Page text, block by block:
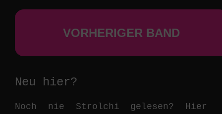
VORHERIGER BAND
Neu hier?
Noch nie Strolchi gelesen? Hier